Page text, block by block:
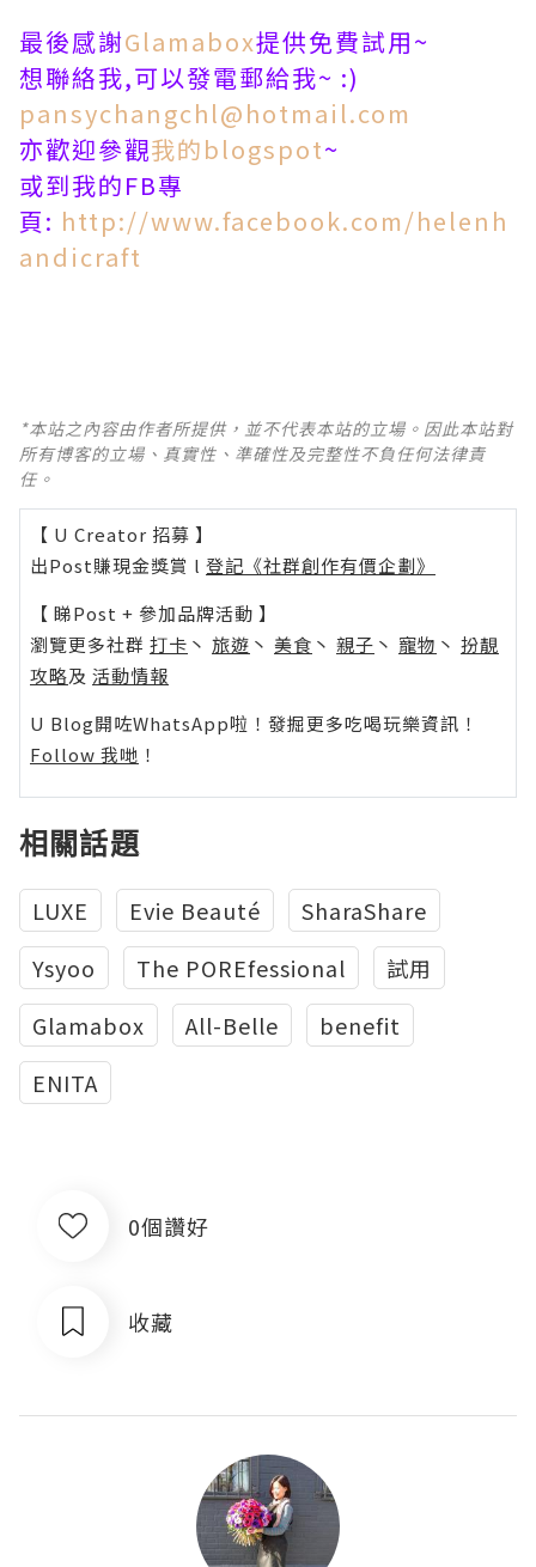
最後感謝Glamabox提供免費試用~
想聯絡我,可以發電郵給我~ :)
pansychangchl@hotmail.com
亦歡迎參觀我的blogspot~
或到我的FB專
頁: http://www.facebook.com/helenh
andicraft
*本站之內容由作者所提供，並不代表本站的立場。因此本站對
所有博客的立場、真實性、準確性及完整性不負任何法律責
任。
【 U Creator 招募 】
出Post賺現金獎賞 l 登記《社群創作有價企劃》
【 睇Post + 參加品牌活動 】
瀏覽更多社群 打卡 丶 旅遊 丶 美食 丶 親子 丶 寵物 丶 扮靚
攻略及 活動情報
U Blog開咗WhatsApp啦！發掘更多吃喝玩樂資訊！
Follow 我哋 ！
相關話題
LUXE Evie Beauté
SharaShare
Ysyoo
The POREfessional
試用
Glamabox
All-Belle
benefit
ENITA
0個讚好
收藏